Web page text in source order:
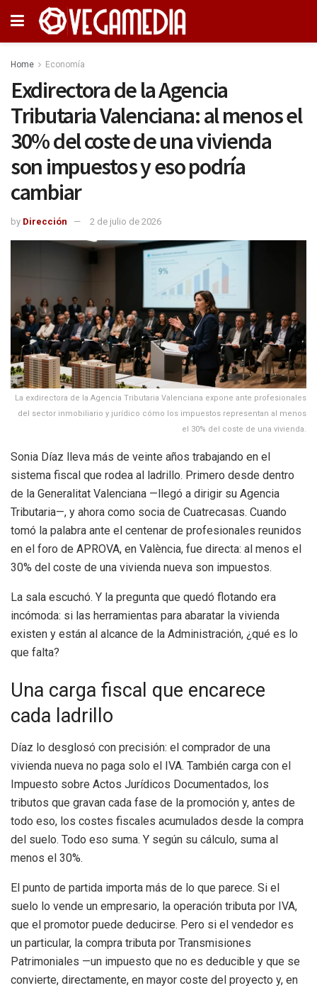
Home Economía
Exdirectora de la Agencia
Tributaria Valenciana: al menos el
30% del coste de una vivienda
son impuestos y eso podría
cambiar
by Dirección 2 de julio de 2026
La exdirectora de la Agencia Tributaria Valenciana expone ante profesionales
del sector inmobiliario y jurídico cómo los impuestos representan al menos
el 30% del coste de una vivienda.
Sonia Díaz lleva más de veinte años trabajando en el
sistema fiscal que rodea al ladrillo. Primero desde dentro
de la Generalitat Valenciana —llegó a dirigir su Agencia
Tributaria—, y ahora como socia de Cuatrecasas. Cuando
tomó la palabra ante el centenar de profesionales reunidos
en el foro de APROVA, en València, fue directa: al menos el
30% del coste de una vivienda nueva son impuestos.
La sala escuchó. Y la pregunta que quedó flotando era
incómoda: si las herramientas para abaratar la vivienda
existen y están al alcance de la Administración, ¿qué es lo
que falta?
Una carga fiscal que encarece
cada ladrillo
Díaz lo desglosó con precisión: el comprador de una
vivienda nueva no paga solo el IVA. También carga con el
Impuesto sobre Actos Jurídicos Documentados, los
tributos que gravan cada fase de la promoción y, antes de
todo eso, los costes fiscales acumulados desde la compra
del suelo. Todo eso suma. Y según su cálculo, suma al
menos el 30%.
El punto de partida importa más de lo que parece. Si el
suelo lo vende un empresario, la operación tributa por IVA,
que el promotor puede deducirse. Pero si el vendedor es
un particular, la compra tributa por Transmisiones
Patrimoniales —un impuesto que no es deducible y que se
convierte, directamente, en mayor coste del proyecto y, en